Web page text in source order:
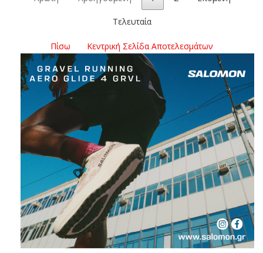
Τελευταία
Πίσω Κεντρική Σελίδα Αποτελεσμάτων